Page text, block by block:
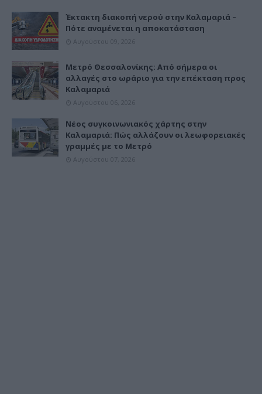
Έκτακτη διακοπή νερού στην Καλαμαριά –
Πότε αναμένεται η αποκατάσταση
Αυγούστου 09, 2026
Μετρό Θεσσαλονίκης: Από σήμερα οι
αλλαγές στο ωράριο για την επέκταση προς
Καλαμαριά
Αυγούστου 06, 2026
Νέος συγκοινωνιακός χάρτης στην
Καλαμαριά: Πώς αλλάζουν οι λεωφορειακές
γραμμές με το Μετρό
Αυγούστου 07, 2026